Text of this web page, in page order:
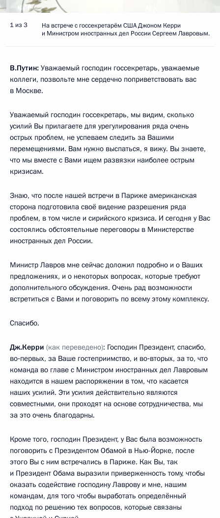
1 из 3
На встрече с госсекретарём США Джоном Керри
и Министром иностранных дел России Сергеем Лавровым.
В.Путин: Уважаемый господин госсекретарь, уважаемые
коллеги, позвольте мне сердечно поприветствовать вас
в Москве.
Уважаемый господин госсекретарь, мы видим, сколько
усилий Вы прилагаете для урегулирования ряда очень
острых проблем, не успеваем следить за Вашими
перемещениями. Вам нужно выспаться, я вижу. Вы знаете,
что мы вместе с Вами ищем развязки наиболее острым
кризисам.
Знаю, что после нашей встречи в Париже американская
сторона подготовила своё видение разрешения ряда
проблем, в том числе и сирийского кризиса. И сегодня у Вас
состоялись обстоятельные переговоры в Министерстве
иностранных дел России.
Министр Лавров мне сейчас доложил подробно и о Ваших
предложениях, и о некоторых вопросах, которые требуют
дополнительного обсуждения. Очень рад возможности
встретиться с Вами и поговорить по всему этому комплексу.
Спасибо.
Дж.Керри (как переведено): Господин Президент, спасибо,
во‑первых, за Ваше гостеприимство, и во‑вторых, за то, что
команда во главе с Министром иностранных дел Лавровым
находится в нашем распоряжении в том, что касается
наших усилий. Эти усилия действительно являются
совместными, они проходят на основе сотрудничества, мы
за это очень благодарны.
Кроме того, господин Президент, у Вас была возможность
поговорить с Президентом Обамой в Нью-Йорке, после
этого Вы с ним встречались в Париже. Как Вы, так
и Президент Обама выразили приверженность тому, чтобы
оказать содействие господину Лаврову и мне, нашим
командам, для того чтобы выработать определённый
подход по решению тех вопросов, которые связаны